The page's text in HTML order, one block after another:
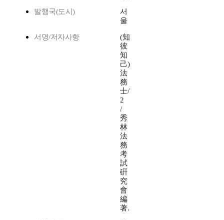
발행국(도시)
서
울
서명/저자사항
(知
彼
知
己)
法
務
士/
2
/
秀
林
法
務
考
試
硏
究
會
編
著.